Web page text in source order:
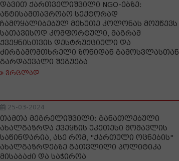
დავით ქართველიშვილი NGO-ებზე:
ანტისამთავრობო სექტორად
ჩამოყალიბებულ მეხუთე კოლონას მოუწევს
სათავისოდ კომფორტული, მაგრამ
ქვეყნისთვის დესტრუქციული და
ძირგამომთხრელი ზონიდან გამოსვლასთან
გარდაუვალი შეგუება
ვრცლად
25-03-2024
თამთა მეგრელიშვილი: განათლებული
ახალგაზრდა ქვეყნის უკეთესი მომავლის
საწინდარია, ასე რომ, "ქართული ოცნების"
ახალგაზრდებზე გათვლილი პოლიტიკა
მისაბაძი და საჭიროა